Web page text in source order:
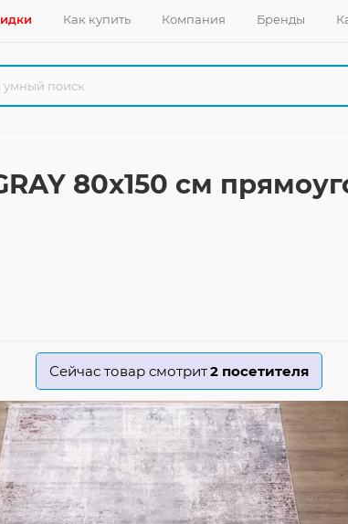
Как купить Компания Бренды
80x150 см
Сейчас товар смотрит2 посетителя